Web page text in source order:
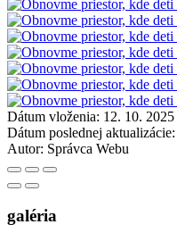
Dátum vloženia: 12. 10.
Dátum poslednej aktualizácie:
Autor: Správca Webu
galéria